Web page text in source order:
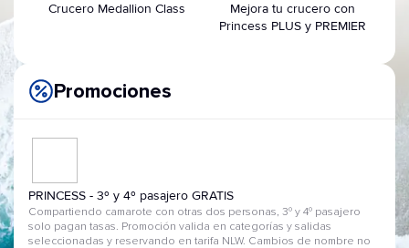
Crucero Medallion Class
Mejora tu crucero con
Princess PLUS y PREMIER
Promociones
PRINCESS - 3º y 4º pasajero GRATIS
Compartiendo camarote con otras dos personas, 3º y 4º pasajero
solo pagan tasas. Promoción valida en categorías y salidas
seleccionadas y reservando en tarifa NLW. Cambios de nombre no